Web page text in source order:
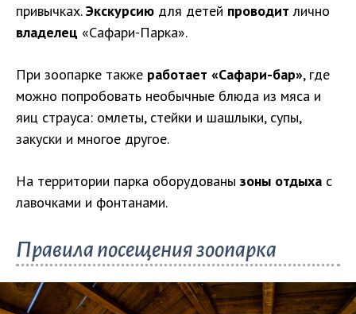
привычках.Экскурсию для детей проводит лично
владелец «Сафари-Парка».
При зоопарке также работает «Сафари-бар», где
можно попробовать необычные блюда из мяса и
яиц страуса: омлеты, стейки и шашлыки, супы,
закуски и многое другое.
На территории парка оборудованы зоны отдыха с
лавочками и фонтанами.
Правила посещения зоопарка